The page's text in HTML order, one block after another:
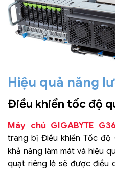
Hiệu quả năng
Điều khiển tốc độ
Máy chủ GIGABYTE
trang bị Điều khiển Tốc
khả năng làm mát và hiệu
quạt riêng lẻ sẽ được điều